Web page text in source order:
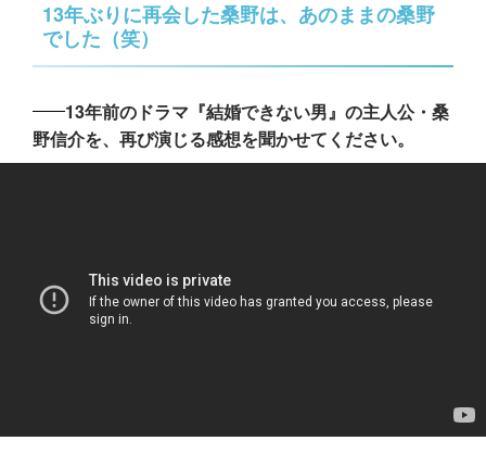
13年ぶりに再会した桑野は、あのままの桑野
でした（笑）
13年前のドラマ『結婚できない男』の主人公・桑
野信介を、再び演じる感想を聞かせてください。